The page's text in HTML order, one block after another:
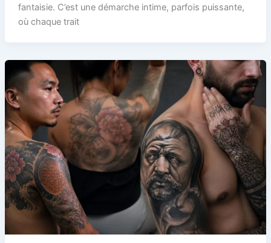
fantaisie. C’est une démarche intime, parfois puissante,
où chaque trait